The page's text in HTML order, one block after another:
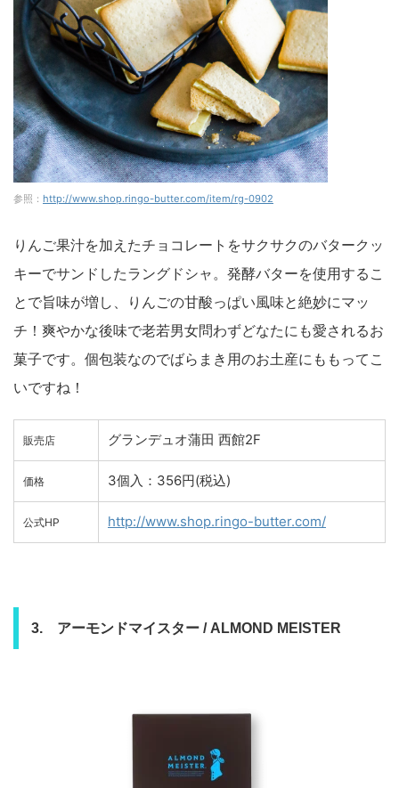
参照： http://www.shop.ringo-butter.com/item/rg-0902
りんご果汁を加えたチョコレートをサクサクのバタークッ
キーでサンドしたラングドシャ。発酵バターを使用するこ
とで旨味が増し、りんごの甘酸っぱい風味と絶妙にマッ
チ！爽やかな後味で老若男女問わずどなたにも愛されるお
菓子です。個包装なのでばらまき用のお土産にももってこ
いですね！
販売店 グランデュオ蒲田 西館2F
価格 3個入：356円(税込)
公式HP http://www.shop.ringo-butter.com/
3. アーモンドマイスター / ALMOND MEISTER